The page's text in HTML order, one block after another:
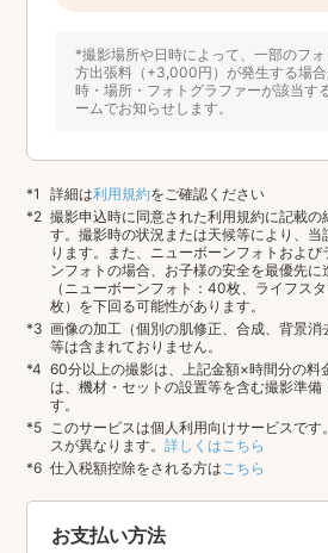
*撮影場所や日時によって、一部のフ
方出張料（+3,000円）が発生する場
時・場所・フォトグラファーが該当す
ームでお知らせします。
詳細は利用規約をご確認ください
撮影申込時に同意された利用規約に記載の
す。撮影時の状況または天候等により、
ります。また、ニューボーンフォトおよ
ンフォトの場合、お子様の安全を最優先
（ニューボーンフォト：40枚、ライフス
枚）を下回る可能性があります。
画像の加工（個別の肌修正、合成、背景
等は含まれておりません。
60分以上の撮影は、上記金額×時間分の料
は、機材・セットの設置等を含む撮影準備
す。
このサービスは個人利用向けサービスで
スが異なります。詳しくはこちら
仕入税額控除をされる方はこちら
お支払い方法